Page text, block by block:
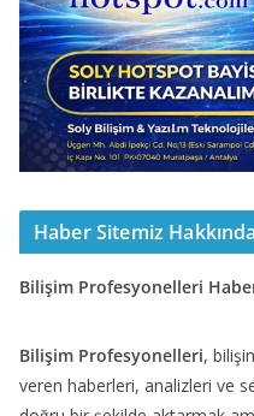
Haber Sitemiz Hakkında
Bilişim Profesyonelleri
Bilişim Profesyonelleri,
veren haberleri, analizleri ve